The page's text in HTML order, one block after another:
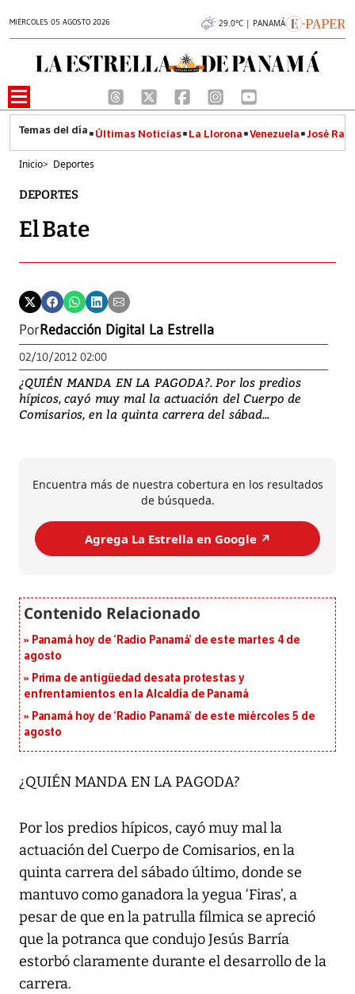
MIÉRCOLES 05 AGOSTO 2026 29.0°C | PANAMÁ
Últimas Noticias La Llorona Venezuela José
Inicio> Deportes
DEPORTES
El Bate
PorRedacción Digital La Estrella
02/10/2012 02:00
¿QUIÉN MANDA EN LA PAGODA?. Por los predios
hípicos, cayó muy mal la actuación del Cuerpo de
Comisarios, en la quinta carrera del sábad...
Encuentra más de nuestra cobertura en los resultados
de búsqueda.
Agrega La Estrella en Google ↗️
Panamá hoy de ‘Radio Panamá’ de este martes 4 de
agosto
Prima de antigüedad desata protestas y
enfrentamientos en la Alcaldía de Panamá
Panamá hoy de ‘Radio Panamá’ de este miércoles 5 de
agosto
¿QUIÉN MANDA EN LA PAGODA?
Por los predios hípicos, cayó muy mal la
actuación del Cuerpo de Comisarios, en la
quinta carrera del sábado último, donde se
mantuvo como ganadora la yegua ‘Firas’, a
pesar de que en la patrulla fílmica se apreció
que la potranca que condujo Jesús Barría
estorbó claramente durante el desarrollo de la
carrera.